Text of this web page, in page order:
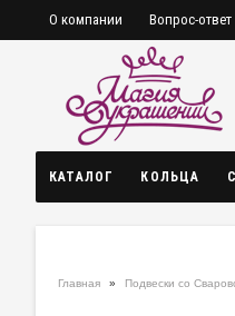
О компании Вопрос-ответ
КАТАЛОГ КОЛЬЦА
Главная » Подвески со